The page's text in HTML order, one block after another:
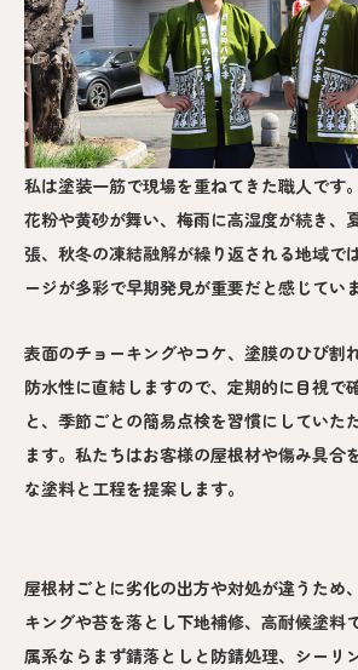
私は塗装一筋で現場を重ねてきた職人です
花粉や黄砂が舞い、梅雨に高湿度が続き、
張、秋冬の凍結融解が繰り返される地域で
ージが多彩で早期発見が重要だと感じていま
表面のチョーキングやコケ、塗膜のひび割
防水性に直結しますので、定期的に目視で
と、季節ごとの簡易点検を習慣にしていた
ます。私たちはお客様の屋根材や傷み具合
な塗料と工程を提案します。
屋根材ごとに劣化の出方や対処が違うため
キングや苔を落とし下地補修、高耐候塗料
属系ならまず錆落としと防錆処理、シーリ